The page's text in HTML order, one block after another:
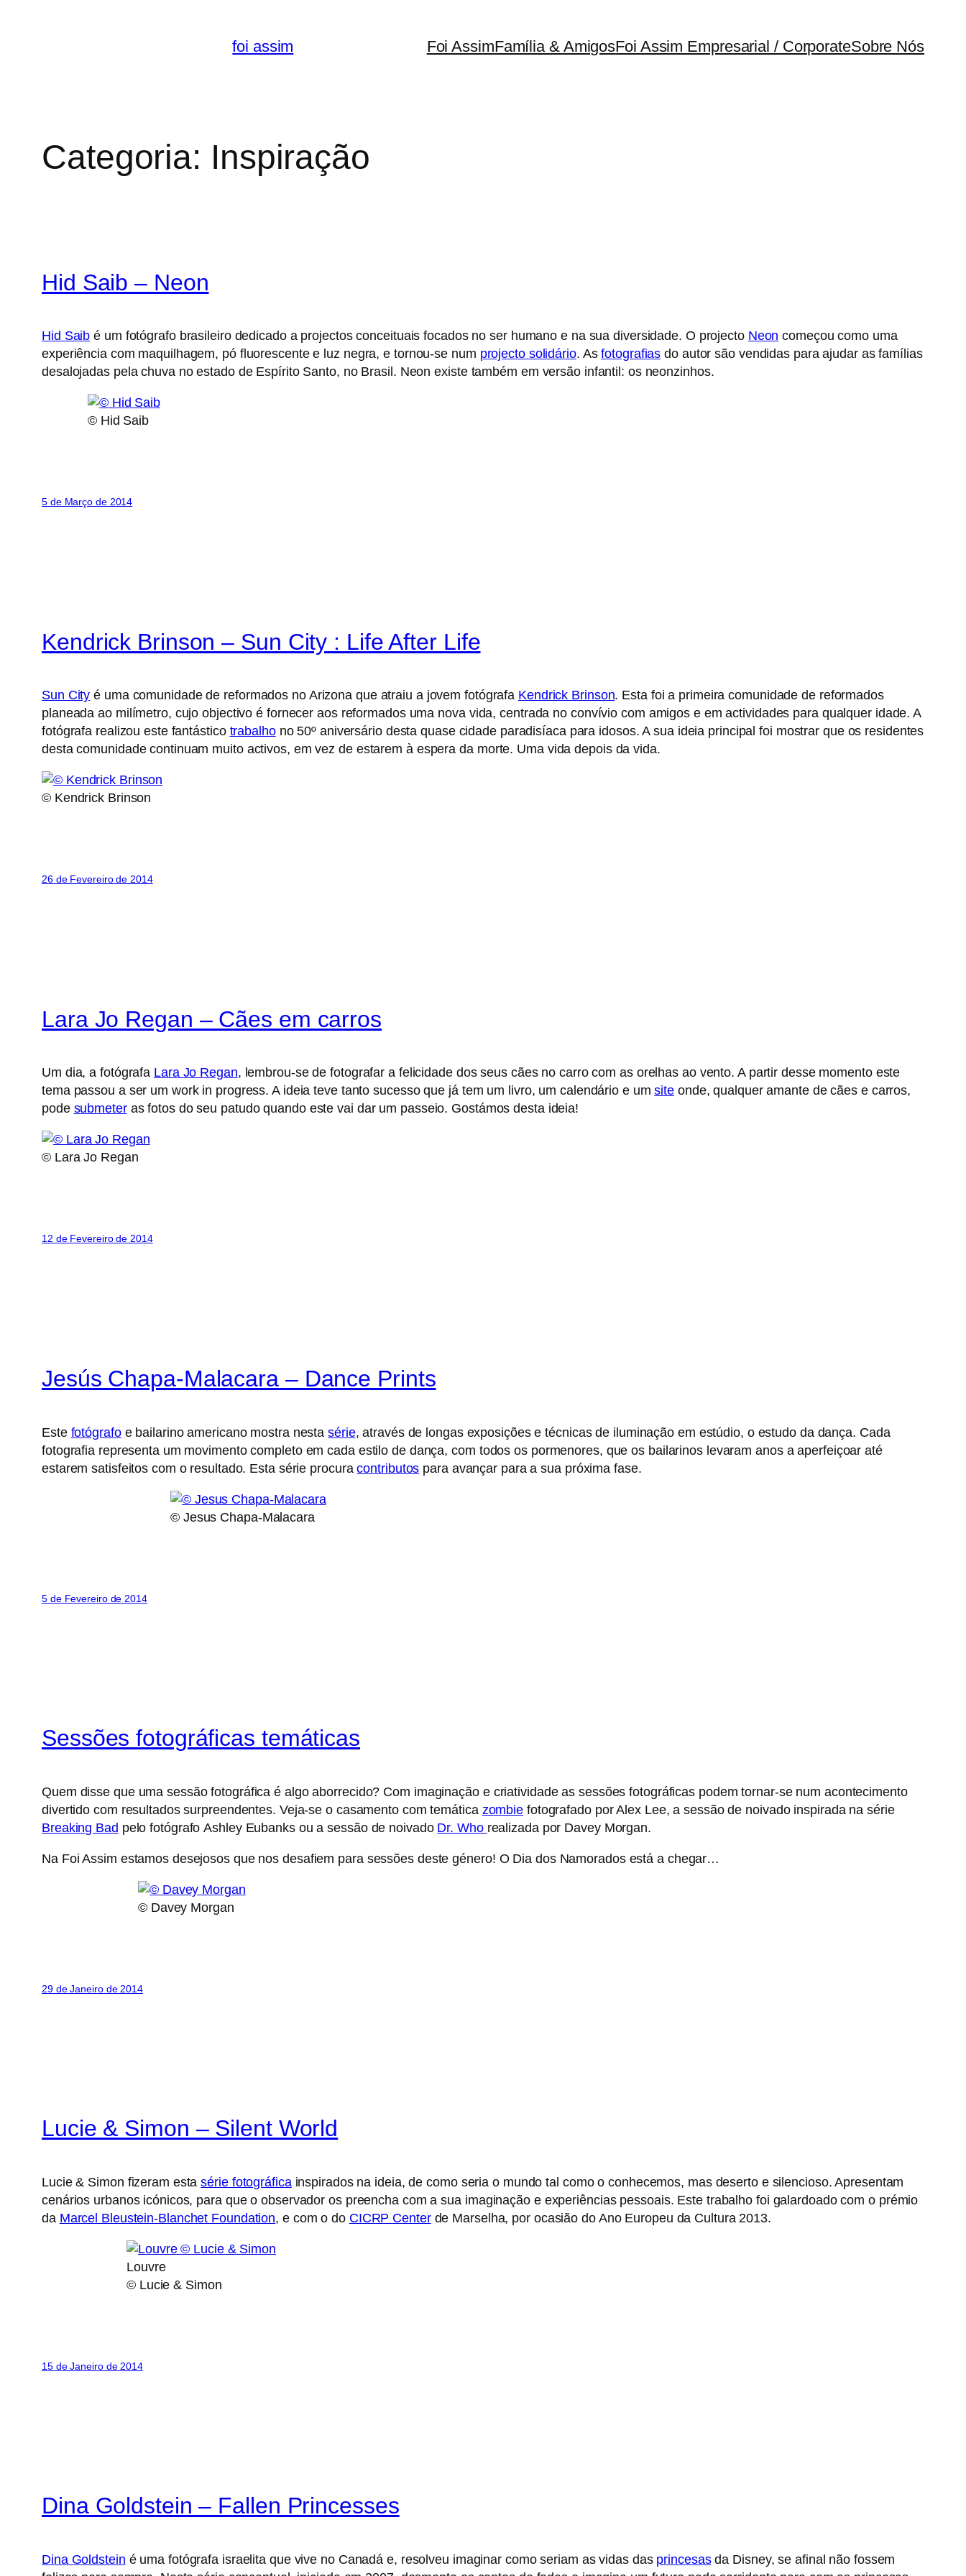
foi assim Foi AssimFamília & AmigosFoi Assim Empresarial / CorporateSobre Nós
Categoria: Inspiração
Hid Saib – Neon
Hid Saib é um fotógrafo brasileiro dedicado a projectos conceituais focados no ser humano e na sua diversidade. O projecto Neon começou como uma
experiência com maquilhagem, pó fluorescente e luz negra, e tornou-se num projecto solidário. Asfotografias do autor são vendidas para ajudar as famílias
desalojadas pela chuva no estado de Espírito Santo, no Brasil. Neon existe também em versão infantil: os neonzinhos.
© Hid Saib
5 de Março de 2014
Kendrick Brinson – Sun City : Life After Life
Sun City é uma comunidade de reformados no Arizona que atraiu a jovem fotógrafa Kendrick Brinson. Esta foi a primeira comunidade de reformados
planeada ao milímetro, cujo objectivo é fornecer aos reformados uma nova vida, centrada no convívio com amigos e em actividades para qualquer idade. A
fotógrafa realizou este fantástico trabalhono 50º aniversário desta quase cidade paradisíaca para idosos. A sua ideia principal foi mostrar que os residentes
desta comunidade continuam muito activos, em vez de estarem à espera da morte. Uma vida depois da vida.
© Kendrick Brinson
26 de Fevereiro de 2014
Lara Jo Regan – Cães em carros
Um dia, a fotógrafa Lara Jo Regan, lembrou-se de fotografar a felicidade dos seus cães no carro com as orelhas ao vento. A partir desse momento este
tema passou a ser um work in progress. A ideia teve tanto sucesso que já tem um livro, um calendário e umsite onde, qualquer amante de cães e carros,
pode submeteras fotos do seu patudo quando este vai dar um passeio. Gostámos desta ideia!
© Lara Jo Regan
12 de Fevereiro de 2014
Jesús Chapa-Malacara – Dance Prints
Este fotógrafoe bailarino americano mostra nestasérie, através de longas exposições e técnicas de iluminação em estúdio, o estudo da dança. Cada
fotografia representa um movimento completo em cada estilo de dança, com todos os pormenores, que os bailarinos levaram anos a aperfeiçoar até
estarem satisfeitos com o resultado. Esta série procuracontributos para avançar para a sua próxima fase.
© Jesus Chapa-Malacara
5 de Fevereiro de 2014
Sessões fotográficas temáticas
Quem disse que uma sessão fotográfica é algo aborrecido? Com imaginação e criatividade as sessões fotográficas podem tornar-se num acontecimento
divertido com resultados surpreendentes. Veja-se o casamento com temática zombie fotografado por Alex Lee, a sessão de noivado inspirada na série
Breaking Bad pelo fotógrafo Ashley Eubanks ou a sessão de noivado Dr. Who realizada por Davey Morgan.
Na Foi Assim estamos desejosos que nos desafiem para sessões deste género! O Dia dos Namorados está a chegar…
© Davey Morgan
29 de Janeiro de 2014
Lucie & Simon – Silent World
Lucie & Simon fizeram estasérie fotográficainspirados na ideia, de como seria o mundo tal como o conhecemos, mas deserto e silencioso. Apresentam
cenários urbanos icónicos, para que o observador os preencha com a sua imaginação e experiências pessoais. Este trabalho foi galardoado com o prémio
da Marcel Bleustein-Blanchet Foundation, e com o do CICRP Center de Marselha, por ocasião do Ano Europeu da Cultura 2013.
Louvre
© Lucie & Simon
15 de Janeiro de 2014
Dina Goldstein – Fallen Princesses
Dina Goldstein é uma fotógrafa israelita que vive no Canadá e, resolveu imaginar como seriam as vidas das princesasda Disney, se afinal não fossem